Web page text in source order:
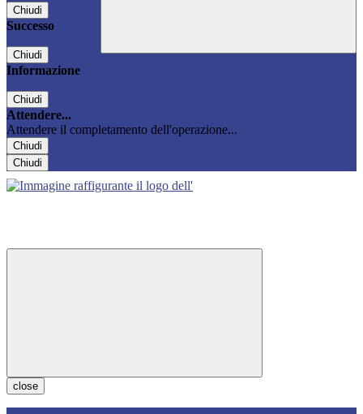
Chiudi
Successo
Chiudi
Informazione
Chiudi
Attendere...
Attendere il completamento dell'operazione...
Chiudi
Chiudi
close